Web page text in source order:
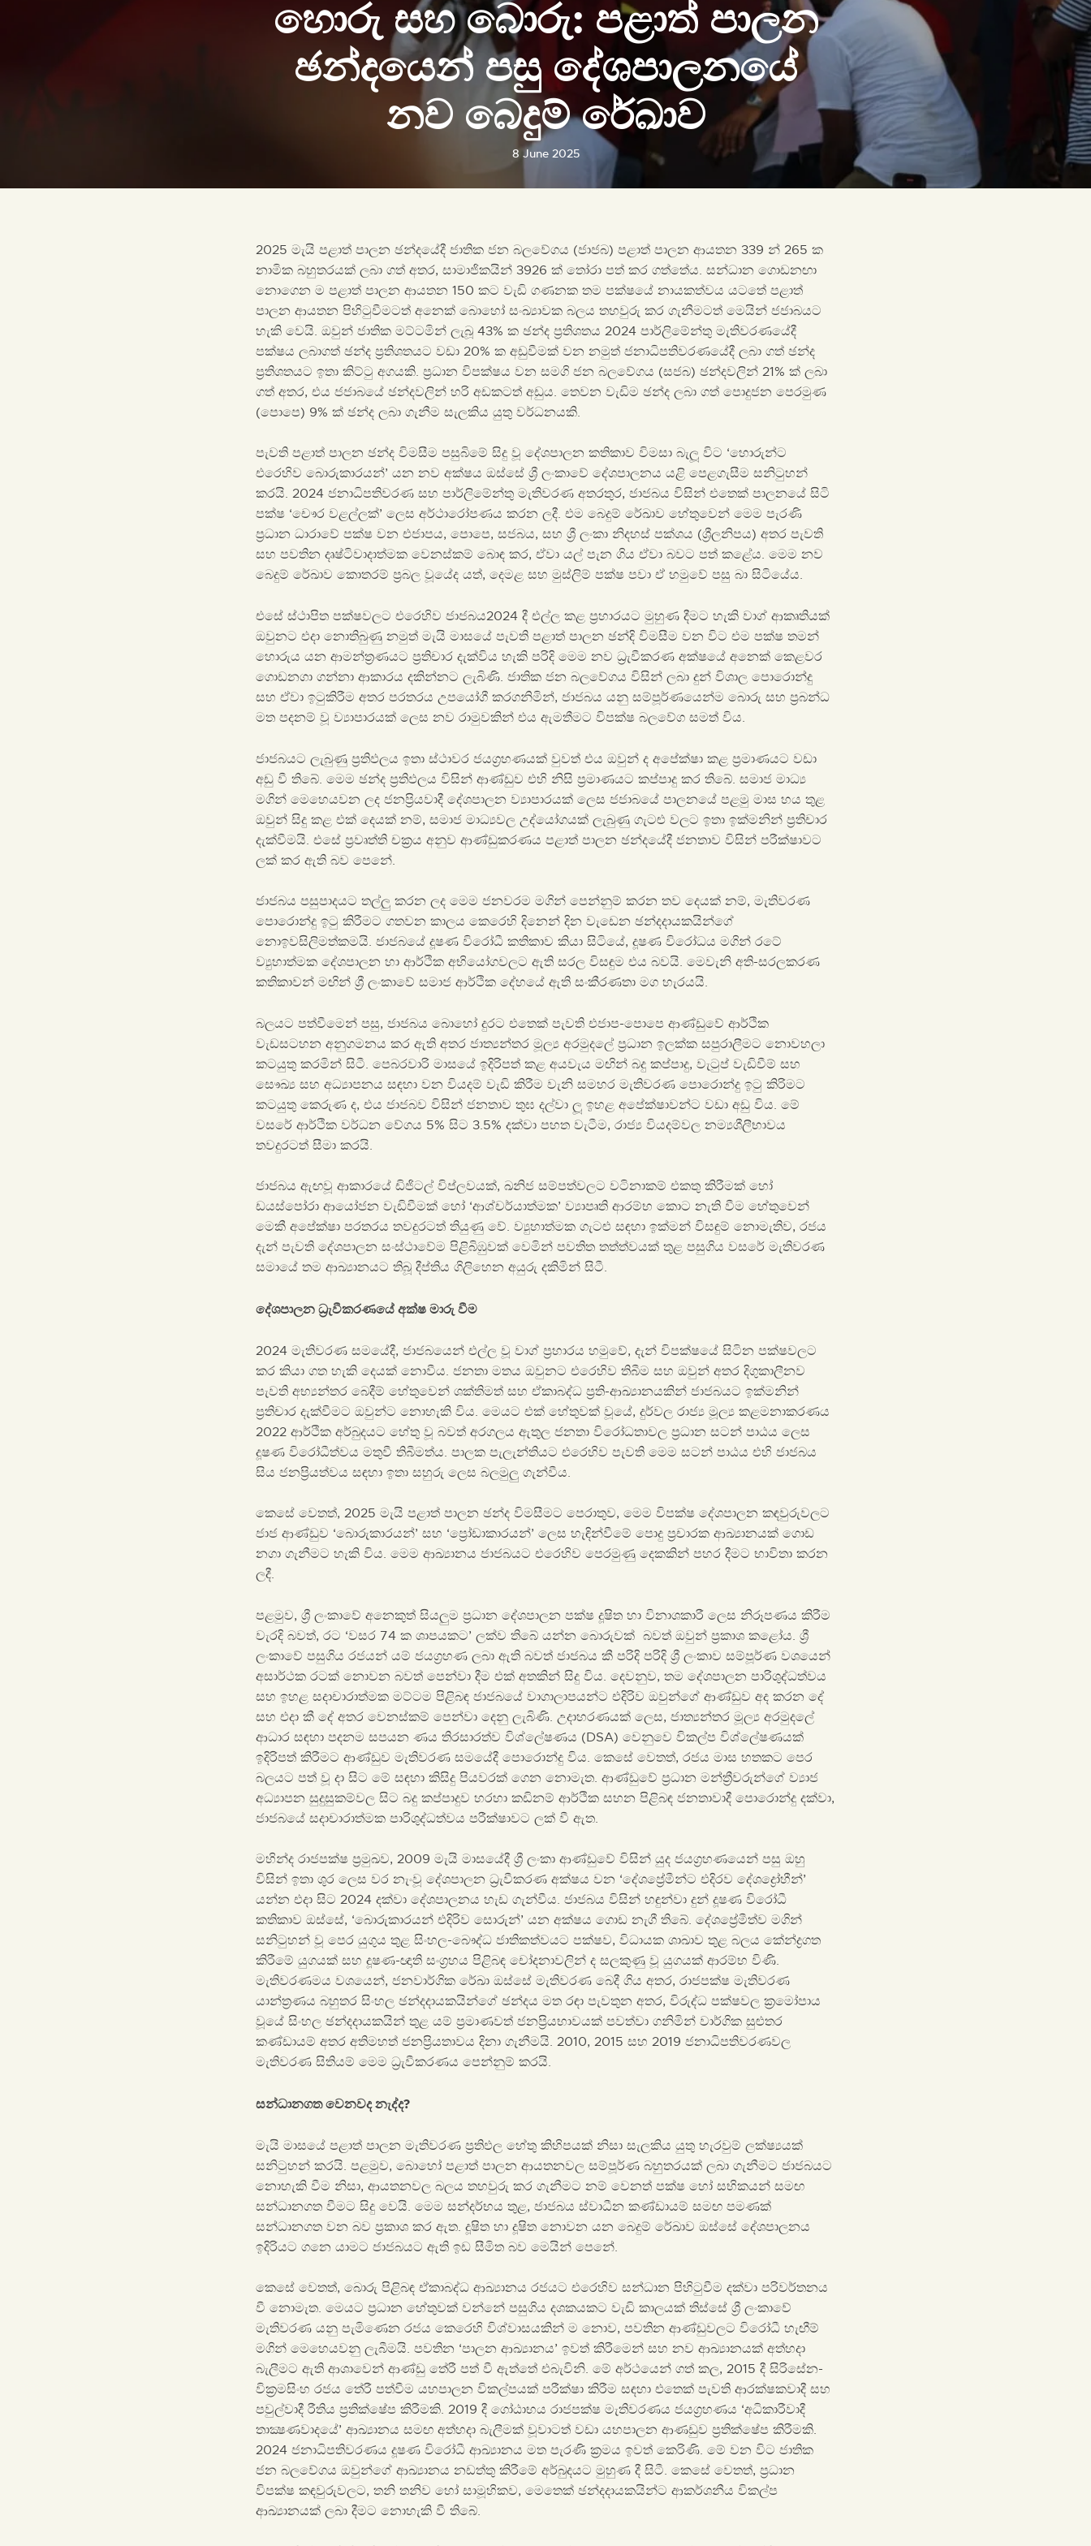
හොරු සහ බොරු: පළාත් පාලන
ඡන්දයෙන් පසු ‌දේශපාලනයේ
නව බෙදුම් රේඛාව
8 June 2025
2025 මැයි පළාත් පාලන ඡන්දයේදී ජාතික ජන බලවේගය (ජාජබ) පළාත් පාලන ආයතන 339 න් 265 ක
නාමික බහුතරයක් ලබා ගත් අතර, සාමාජිකයින් 3926 ක් තෝරා පත් කර ගත්තේය. සන්ධාන ගොඩනඟා
නොගෙන ම පළාත් පාලන ආයතන 150 කට වැඩි ගණනක තම පක්ෂයේ නායකත්වය යටතේ පළාත්
පාලන ආයතන පිහිටුවීමටත් අනෙක් බොහෝ සංඛ්‍යාවක බලය තහවුරු කර ගැනීමටත් මෙයින් ජජාබයට
හැකි වෙයි. ඔවුන් ජාතික මට්ටමින් ලැබූ 43% ක ඡන්ද ප්‍රතිශතය 2024 පාර්ලිමේන්තු මැතිවරණයේදී
පක්ෂය ලබාගත් ඡන්ද ප්‍රතිශතයට වඩා 20% ක අඩුවීමක් වන නමුත් ජනාධිපතිවරණයේදී ලබා ගත් ඡන්ද
ප්‍රතිශතයට ඉතා කිට්ටු අගයකි. ප්‍රධාන විපක්ෂය වන සමගි ජන බලවේගය (සජබ) ඡන්දවලින් 21% ක් ලබා
ගත් අතර, එය ජජාබයේ ඡන්දවලින් හරි අඩකටත් අඩුය. තෙවන වැඩිම ඡන්ද ලබා ගත් පොදුජන පෙරමුණ
(පොපෙ) 9% ක් ඡන්ද ලබා ගැනීම සැලකිය යුතු වර්ධනයකි.
පැවති පළාත් පාලන ඡන්ද විමසීම පසුබිමේ සිදු වූ දේශපාලන කතිකාව විමසා බැලූ විට ‘හොරුන්ට
එරෙහිව බොරුකාරයන්’ යන නව අක්ෂය ඔස්සේ ශ්‍රී ලංකාවේ දේශපාලනය යළි පෙළගැසීම සනිටුහන්
කරයි. 2024 ජනාධිපතිවරණ සහ පාර්ලිමේන්තු මැතිවරණ අතරතුර, ජාජබය විසින් එතෙක් පාලනයේ සිටි
පක්ෂ ‘චෞර වළල්ලක්’ ලෙස අර්ථාරෝපණය කරන ලදී. එම බෙදුම් රේඛාව හේතුවෙන් මෙම පැරණි
ප්‍රධාන ධාරාවේ පක්ෂ වන එජාපය, පොපෙ, සජබය, සහ ශ්‍රී ලංකා නිදහස් පක්ශය (ශ්‍රීලනිපය) අතර පැවති
සහ පවතින දෘෂ්ටිවාදාත්මක වෙනස්කම් බොඳ කර, ඒවා යල් පැන ගිය ඒවා බවට පත් කළේය. මෙම නව
බෙදුම් රේඛාව කොතරම් ප්‍රබල වූයේද යත්, දෙමළ සහ මුස්ලිම් පක්ෂ පවා ඒ හමුවේ පසු බා සිටියේය.
එසේ ස්ථාපිත පක්ෂවලට එරෙහිව ජාජබය2024 දී එල්ල කළ ප්‍රහාරයට මුහුණ දීමට හැකි වාග් ආකෘතියක්
ඔවුනට එදා නොතිබුණු නමුත් මැයි මාසයේ පැවති පළාත් පාලන ඡන්දි විමසීම වන විට එම පක්ෂ තමන්
හොරුය යන ආමන්ත්‍රණයට ප්‍රතිචාර දැක්විය හැකි පරිදි මෙම නව ධ්‍රැවීකරණ අක්ෂයේ අනෙක් කෙළවර
ගොඩනගා ගන්නා ආකාරය දකින්නට ලැබිණි. ජාතික ජන බලවේගය විසින් ලබා දුන් විශාල පොරොන්දු
සහ ඒවා ඉටුකිරීම අතර පරතරය උපයෝගී කරගනිමින්, ජාජබය යනු සම්පූර්ණයෙන්ම බොරු සහ ප්‍රබන්ධ
මත පදනම් වූ ව්‍යාපාරයක් ලෙස නව රාමුවකින් එය ඇමතීමට විපක්ෂ බලවේග සමත් විය.
ජාජබයට ලැබුණු ප්‍රතිඵලය ඉතා ස්ථාවර ජයග්‍රහණයක් වුවත් එය ඔවුන් ද අපේක්ෂා කළ ප්‍රමාණයට වඩා
අඩු වී තිබේ. මෙම ඡන්ද ප්‍රතිඵලය විසින් ආණ්ඩුව එහි නිසි ප්‍රමාණයට කප්පාදු කර තිබේ. සමාජ මාධ්‍ය
මගින් මෙහෙයවන ලද ජනප්‍රියවාදී දේශපාලන ව්‍යාපාරයක් ලෙස ජජාබයේ පාලනයේ පළමු මාස ​​හය තුළ
ඔවුන් සිදු කළ එක් දෙයක් නම්, සමාජ මාධ්‍යවල උද්යෝගයක් ලැබුණු ගැටළු වලට ඉතා ඉක්මනින් ප්‍රතිචාර
දැක්වීමයි. එසේ ප්‍රවෘත්ති චක්‍රය අනුව ආණ්ඩුකරණය පළාත් පාලන ඡන්දයේදී ජනතාව විසින් පරීක්ෂාවට
ලක් කර ඇති බව පෙනේ.
ජාජබය පසුපාදයට තල්ලු කරන ලද මෙම ජනවරම මගින් පෙන්නුම් කරන තව දෙයක් නම්, මැතිවරණ
පොරොන්දු ඉටු කිරීමට ගතවන කාලය කෙරෙහි දිනෙන් දින වැඩෙන ඡන්දදායකයින්ගේ
නොඉවසිලිමත්කමයි. ජාජබයේ දූෂණ විරෝධී කතිකාව කියා සිටියේ, දූෂණ විරෝධය මගින් රටේ
ව්‍යුහාත්මක දේශපාලන හා ආර්ථික අභියෝගවලට ඇති සරල විසඳුම එය බවයි. මෙවැනි අති-සරලකරණ
කතිකාවන් මඟින් ශ්‍රී ලංකාවේ සමාජ ආර්ථික දේහයේ ඇති සංකීරණතා මග හැරයයි.
බලයට පත්වීමෙන් පසු, ජාජබය බොහෝ දුරට එතෙක් පැවති එජාප-පොපෙ ආණ්ඩුවේ ආර්ථික
වැඩසටහන අනුගමනය කර ඇති අතර ජාත්‍යන්තර මූල්‍ය අරමුදලේ ප්‍රධාන ඉලක්ක සපුරාලීමට නොවහලා
කටයුතු කරමින් සිටී. පෙබරවාරි මාසයේ ඉදිරිපත් කළ අයවැය මඟින් බදු කප්පාදු, වැටුප් වැඩිවීම් සහ
සෞඛ්‍ය සහ අධ්‍යාපනය සඳහා වන වියදම් වැඩි කිරීම වැනි සමහර මැතිවරණ පොරොන්දු ඉටු කිරිමට
කටයුතු කෙරුණ ද, එය ජාජබව විසින් ජනතාව තුඝ දල්වා ලූ ඉහළ අපේක්ෂාවන්ට වඩා අඩු විය. මේ
වසරේ ආර්ථික වර්ධන වේගය 5% සිට 3.5% දක්වා පහත වැටීම, රාජ්‍ය වියදම්වල නම්‍යශීලීභාවය
තවදුරටත් සීමා කරයි.
ජාජබය ඇඟවූ ආකාරයේ ඩිජිටල් විප්ලවයක්, ඛනිජ සම්පත්වලට වටිනාකම් එකතු කිරීමක් හෝ
ඩයස්පෝරා ආයෝජන වැඩිවීමක් හෝ ‘ආශ්චර්යාත්මක’ ව්‍යාපෘති ආරම්භ කොට නැති වීම හේතුවෙන්
මෙකී අපේක්ෂා පරතරය තවදුරටත් තියුණු වේ. ව්‍යුහාත්මක ගැටළු සඳහා ඉක්මන් විසඳුම් නොමැතිව, රජය
දැන් පැවති දේශපාලන සංස්ථාවේම පිළිබිඹුවක් වෙමින් පවතිත තත්ත්වයක් තුළ පසුගිය වසරේ මැතිවරණ
සමායේ තම ආඛ්‍යානයට තිබූ දීප්තිය ගිලිහෙන අයුරු දකිමින් සිටී.
දේශපාලන ධ්‍රැවීකරණයේ අක්ෂ මාරු වීම
2024 මැතිවරණ සමයේදී, ජාජබයෙන් එල්ල වූ වාග් ප්‍රහාරය හමුවේ, දැන් විපක්ෂයේ සිටින පක්ෂවලට
කර කියා ගත හැකි දෙයක් නොවීය. ජනතා මතය ඔවුනට එරෙහිව තිබීම සහ ඔවුන් අතර දිගුකාලීනව
පැවති අභ්‍යන්තර බෙදීම් හේතුවෙන් ශක්තිමත් සහ ඒකාබද්ධ ප්‍රති-ආඛ්‍යානයකින් ජාජබයට ඉක්මනින්
ප්‍රතිචාර දැක්වීමට ඔවුන්ට නොහැකි විය. මෙයට එක් හේතුවක් වූයේ, දුර්වල රාජ්‍ය මූල්‍ය කළමනාකරණය
2022 ආර්ථික අර්බුදයට හේතු වූ බවත් අරගලය ඇතුල ජනතා විරෝධතාවල ප්‍රධාන සටන් පාඨය ලෙස
දූෂණ විරෝධීත්වය මතුවී තිබීමත්ය. පාලක පැලැන්තියට එරෙහිව පැවති මෙම සටන් පාඨය එහි ජාජබය
සිය ජනප්‍රියත්වය සඳහා ඉතා සහුරු ලෙස බලමුලු ගැන්වීය.
කෙසේ වෙතත්, 2025 මැයි පළාත් පාලන ඡන්ද විමසීමට පෙරාතුව, මෙම විපක්ෂ දේශපාලන කඳවුරුවලට
ජාජ ආණ්ඩුව ‘බොරුකාරයන්’ සහ ‘ප්‍රෝඩාකාරයන්’ ලෙස හැඳින්වීමේ පොදු ප්‍රචාරක ආඛ්‍යානයක් ගොඩ
නගා ගැනීමට හැකි විය. මෙම ආඛ්‍යානය ජාජබයට එරෙහිව පෙරමුණු දෙකකින් පහර දීමට භාවිතා කරන
ලදී.
පළමුව, ශ්‍රී ලංකාවේ අනෙකුත් සියලුම ප්‍රධාන දේශපාලන පක්ෂ දූෂිත හා විනාශකාරී ලෙස නිරූපණය කිරීම
වැරදි බවත්, රට ‘වසර 74 ක ශාපයකට’ ලක්ව තිබේ යන්න බොරුවක් බවත් ඔවුන් ප්‍රකාශ කළෝය. ශ්‍රී
ලංකාවේ පසුගිය රජයන් යම් ජයග්‍රහණ ලබා ඇති බවත් ජාජබය කී පරිදි පරිදි ශ්‍රී ලංකාව සම්පූර්ණ වශයෙන්
අසාර්ථක රටක් නොවන බවත් පෙන්වා දීම එක් අතකින් සිදු විය. දෙවනුව, තම දේශපාලන පාරිශුද්ධත්වය
සහ ඉහළ සදාචාරාත්මක මට්ටම පිළිබඳ ජාජබයේ වාගාලාපයන්ට එදිරිව ඔවුන්ගේ ආණ්ඩුව අද කරන දේ
සහ එදා කී දේ අතර වෙනස්කම් පෙන්වා දෙනු ලැබිණි. උදාහරණයක් ලෙස, ජාත්‍යන්තර මූල්‍ය අරමුදලේ
ආධාර සඳහා පදනම සපයන ණය තිරසාරත්ව විශ්ල‌ේෂණය (DSA) වෙනුව‌ෙ විකල්ප විශ්ලේෂණයක්
ඉදිරිපත් කිරීමට ආණ්ඩුව මැතිවරණ සමයේදී පොරොන්දු විය. කෙසේ වෙතත්, රජය මාස හතකට පෙර
බලයට පත් වූ දා සිට මේ සඳහා කිසිදු පියවරක් ගෙන නොමැත. ආණ්ඩුවේ ප්‍රධාන මන්ත්‍රීවරුන්ගේ ව්‍යාජ
අධ්‍යාපන සුදුසුකම්වල සිට බදු කප්පාදුව හරහා කඩිනම් ආර්ථික සහන පිළිබඳ ජනතාවාදී පොරොන්දු දක්වා,
ජාජබයේ සදාචාරාත්මක පාරිශුද්ධත්වය පරීක්ෂාවට ලක් වී ඇත.
මහින්ද රාජපක්ෂ ප්‍රමුඛව, 2009 මැයි මාසයේදී ශ්‍රී ලංකා ආණ්ඩුවේ විසින් යුද ජයග්‍රහණයෙන් පසු ඔහු
විසින් ඉතා ශුර ලෙස වර නැංවූ දේශපාලන ධ්‍රැවීකරණ අක්ෂය වන ‘දේශප්‍රේමීන්ට එදිරව දේශද්‍රෝහීන්’
යන්න එදා සිට 2024 දක්වා දේශපාලනය හැඩ ගැන්වීය. ජාජබය විසින් හඳුන්වා දුන් දූෂණ විරෝධී
කතිකාව ඔස්සේ, ‘බොරුකාරයන් එදිරිව සොරුන්’ යන අක්ෂය ගොඩ නැගී තිබේ. දේශප්‍රේමීත්ව මගින්
සනිටුහන් වූ පෙර යුගුය තුළ සිංහල-බෞද්ධ ජාතිකත්වයට පක්ෂව, විධායක ශාඛාව තුළ බලය කේන්ද්‍රගත
කිරීමේ යුගයක් සහ දූෂණ-ඥාති සංග්‍රහය පිළිබඳ චෝදනාවලින් ද සලකුණු වූ යුගයක් ආරම්භ විණි.
මැතිවරණමය වශයෙන්, ජනවාර්ගික රේඛා ඔස්සේ මැතිවරණ බෙදී ගිය අතර, රාජපක්ෂ මැතිවරණ
යාන්ත්‍රණය බහුතර සිංහල ඡන්දදායකයින්ගේ ඡන්දය මත රඳා පැවතුන අතර, විරුද්ධ පක්ෂවල ක්‍රමෝපාය
වූයේ සිංහල ඡන්දදායකයින් තුළ යම් ප්‍රමාණවත් ජනප්‍රියභාවයක් පවත්වා ගනිමින් වාර්ගික සුළුතර
කණ්ඩායම් අතර අතිමහත් ජනප්‍රියතාවය දිනා ගැනීමයි. 2010, 2015 සහ 2019 ජනාධිපතිවරණවල
මැතිවරණ සිතියම් මෙම ධ්‍රැවීකරණය පෙන්නුම් කරයි.
සන්ධානගත වෙනවද නැද්ද?
මැයි මාසයේ පළාත් පාලන මැතිවරණ ප්‍රතිඵල හේතු කිහිපයක් නිසා සැලකිය යුතු හැරවුම් ලක්ෂ්‍යයක්
සනිටුහන් කරයි. පළමුව, බොහෝ පළාත් පාලන ආයතනවල සම්පූර්ණ බහුතරයක් ලබා ගැනීමට ජාජබයට
නොහැකි වීම නිසා, ආයතනවල බලය තහවුරු කර ගැනීමට නම් වෙනත් පක්ෂ හෝ සභිකයන් සමඟ
සන්ධානගත වීමට සිදු වෙයි. මෙම සන්දර්භය තුළ, ජාජබය ස්වාධීන කණ්ඩායම් සමඟ පමණක්
සන්ධානගත වන බව ප්‍රකාශ කර ඇත. දූෂිත හා දූෂිත නොවන යන බෙදුම් රේඛාව ඔස්සේ දේශපාලනය
ඉදිරියට ගනෙ යාමට ජාජබයට ඇති ඉඩ සීමිත බව මෙයින් පෙනේ.
කෙසේ වෙතත්, බොරු පිළිබඳ ඒකාබද්ධ ආඛ්‍යානය රජයට එරෙහිව සන්ධාන පිහිටුවීම දක්වා පරිවර්තනය
වී නොමැත. මෙයට ප්‍රධාන හේතුවක් වන්නේ පසුගිය දශකයකට වැඩි කාලයක් තිස්සේ ශ්‍රී ලංකාවේ
මැතිවරණ යනු පැමිණෙන රජය කෙරෙහි විශ්වාසයකින් ම නොව, පවතින ආණ්ඩුවලට විරෝධී හැඟීම්
මගින් මෙහෙයවනු ලැබීමයි. පවතින ‘පාලන ආඛ්‍යානය’ ඉවත් කිරීමෙන් සහ නව ආඛ්‍යානයක් අත්හදා
බැලීමට ඇති ආශාවෙන් ආණ්ඩු තේරී පත් වී ඇත්තේ එබැවිනි. මේ අර්ථයෙන් ගත් කල, 2015 දී සිරිසේන-
වික්‍රමසිංහ රජය තේරී පත්වීම යහපාලන විකල්පයක් පරීක්ෂා කිරීම සඳහා එතෙක් පැවති ආරක්ෂකවාදී සහ
පවුල්වාදී රීතිය ප්‍රතික්ෂේප කිරීමකි. 2019 දී ගෝඨාභය රාජපක්ෂ මැතිවරණය ජයග්‍රහණය ‘අධිකාරීවාදී
තාක්‍ෂණවාදයේ’ ආඛ්‍යානය සමඟ අත්හදා බැලීමක් වූවාටත් වඩා යහපාලන ආණඩුව ප්‍රතික්ෂේප කිරීමකි.
2024 ජනාධිපතිවරණය දූෂණ විරෝධී ආඛ්‍යානය මත පැරණි ක්‍රමය ඉවත් කෙරිණි. මේ වන විට ජාතික
ජන බලවේගය ඔවුන්ගේ ආඛ්‍යානය නඩත්තු කිරීමේ අර්බුදයට මුහුණ දී සිටී. කෙසේ වෙතත්, ප්‍රධාන
විපක්ෂ කඳවුරුවලට, තනි තනිව හෝ සාමූහිකව, මෙතෙක් ඡන්දදායකයින්ට ආකර්ශනීය විකල්ප
ආඛ්‍යානයක් ලබා දීමට නොහැකි වී තිබේ.